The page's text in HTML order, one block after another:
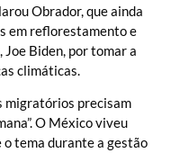
Obrador, que ainda
em reflorestamento e
Biden, por tomar a
climáticas.
migratórios precisam
O México viveu
o tema durante a gestão